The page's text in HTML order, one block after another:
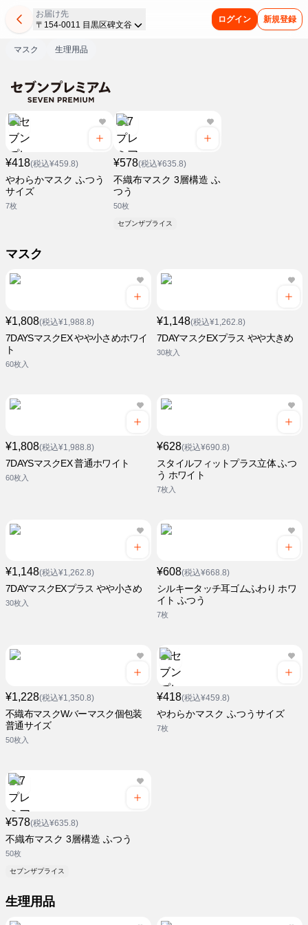
お届け先
〒154-0011 目黒区碑文谷
ログイン 新規登録
マスク 生理用品
¥418(税込¥459.8)
やわらかマスク ふつう
サイズ
7枚
¥578(税込¥635.8)
不織布マスク 3層構造 ふ
つう
50枚
セブンザプライス
マスク
¥1,808(税込¥1,988.8)
7DAYSマスクEX やや小さめホワイ
ト
60枚入
¥1,148(税込¥1,262.8)
7DAYマスクEXプラス やや大きめ
30枚入
¥1,808(税込¥1,988.8)
7DAYSマスクEX 普通ホワイト
60枚入
¥628(税込¥690.8)
スタイルフィットプラス立体 ふつ
う ホワイト
7枚入
¥1,148(税込¥1,262.8)
7DAYマスクEXプラス やや小さめ
30枚入
¥608(税込¥668.8)
シルキータッチ耳ゴムふわり ホワ
イト ふつう
7枚
¥1,228(税込¥1,350.8)
不織布マスクWバーマスク個包装
普通サイズ
50枚入
¥418(税込¥459.8)
やわらかマスク ふつうサイズ
7枚
¥578(税込¥635.8)
不織布マスク 3層構造 ふつう
50枚
セブンザプライス
生理用品